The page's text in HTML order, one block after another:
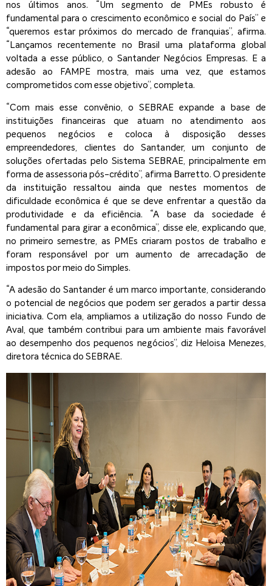
nos últimos anos. “Um segmento de PMEs robusto é
fundamental para o crescimento econômico e social do País” e
“queremos estar próximos do mercado de franquias”, afirma.
“Lançamos recentemente no Brasil uma plataforma global
voltada a esse público, o Santander Negócios Empresas. E a
adesão ao FAMPE mostra, mais uma vez, que estamos
comprometidos com esse objetivo”, completa.
“Com mais esse convênio, o SEBRAE expande a base de
instituições financeiras que atuam no atendimento aos
pequenos negócios e coloca à disposição desses
empreendedores, clientes do Santander, um conjunto de
soluções ofertadas pelo Sistema SEBRAE, principalmente em
forma de assessoria pós-crédito”, afirma Barretto. O presidente
da instituição ressaltou ainda que nestes momentos de
dificuldade econômica é que se deve enfrentar a questão da
produtividade e da eficiência. “A base da sociedade é
fundamental para girar a econômica”, disse ele, explicando que,
no primeiro semestre, as PMEs criaram postos de trabalho e
foram responsável por um aumento de arrecadação de
impostos por meio do Simples.
“A adesão do Santander é um marco importante, considerando
o potencial de negócios que podem ser gerados a partir dessa
iniciativa. Com ela, ampliamos a utilização do nosso Fundo de
Aval, que também contribui para um ambiente mais favorável
ao desempenho dos pequenos negócios”, diz Heloisa Menezes,
diretora técnica do SEBRAE.